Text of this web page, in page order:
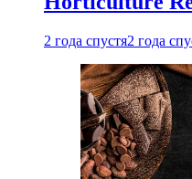
2 года спустя2 года